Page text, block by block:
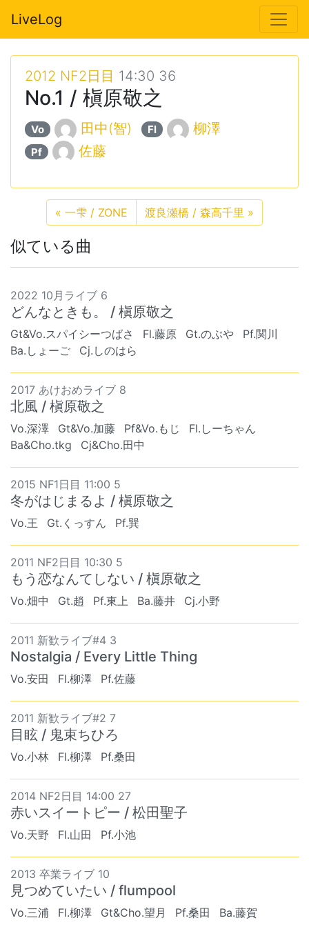
LiveLog
2012 NF2日目 14:30 36
No.1 / 槇原敬之
Vo 田中(智) Fl 柳澤
Pf 佐藤
« 一雫 / ZONE 渡良瀬橋 / 森高千里 »
似ている曲
2022 10月ライブ 6
どんなときも。 / 槇原敬之
Gt&Vo.スパイシーつばさ Fl.藤原 Gt.のぶや
Pf.関川
Ba.しょーご
Cj.しのはら
2017 あけおめライブ 8
北風 / 槇原敬之
Vo.深澤 Gt&Vo.加藤 Pf&Vo.もじ
Fl.しーちゃん
Ba&Cho.tkg
Cj&Cho.田中
2015 NF1日目 11:00 5
冬がはじまるよ / 槇原敬之
Vo.王 Gt.くっすん Pf.巽
2011 NF2日目 10:30 5
もう恋なんてしない / 槇原敬之
Vo.畑中 Gt.趙 Pf.東上 Ba.藤井 Cj.小野
2011 新歓ライブ#4 3
Nostalgia / Every Little Thing
Vo.安田 Fl.柳澤 Pf.佐藤
2011 新歓ライブ#2 7
目眩 / 鬼束ちひろ
Vo.小林 Fl.柳澤 Pf.桑田
2014 NF2日目 14:00 27
赤いスイートピー / 松田聖子
Vo.天野 Fl.山田 Pf.小池
2013 卒業ライブ 10
見つめていたい / flumpool
Vo.三浦 Fl.柳澤 Gt&Cho.望月 Pf.桑田 Ba.藤賀